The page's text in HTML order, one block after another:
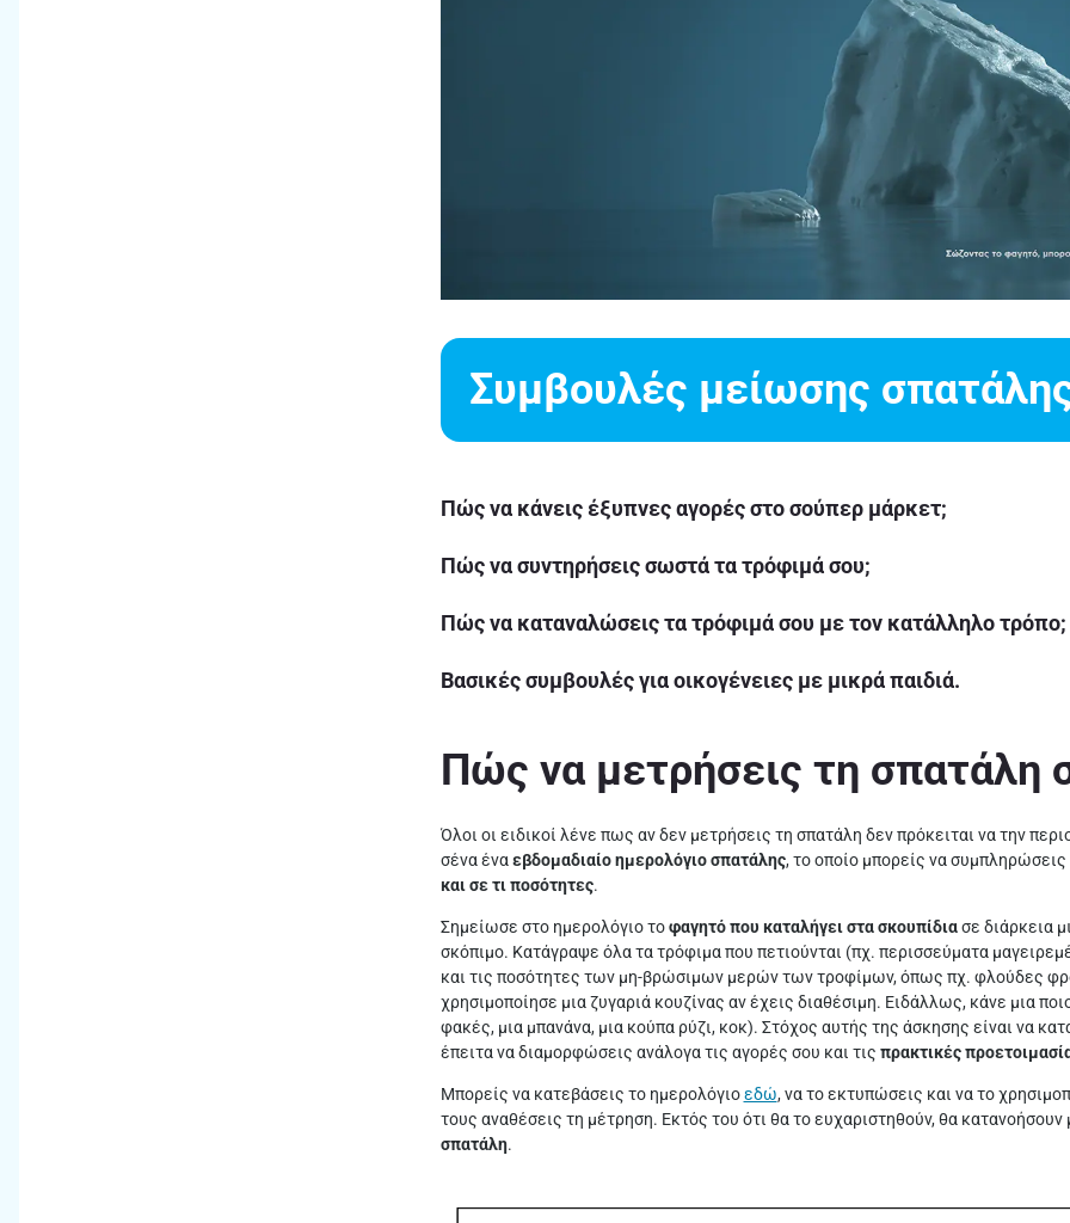
Συμβουλές μείωσης
Πώς να κάνεις έξυπνες αγορές στο σούπερ μάρκετ;
Πώς να συντηρήσεις σωστά τα τρόφιμά σου;
Πώς να καταναλώσεις τα τρόφιμά σου με τον κατάλληλο τρόπο;
Βασικές συμβουλές για οικογένειες με μικρά παιδιά.
Πώς να μετρήσεις τη σπατάλη
Όλοι οι ειδικοί λένε πως αν δεν μετρήσεις τη σπατάλη δεν πρόκειται να την
σένα έναεβδομαδιαίο ημερολόγιο σπατάλης, το οποίο μπορείς να
και σε τι ποσότητες.
Σημείωσε στο ημερολόγιο τοφαγητό που καταλήγει στα σκουπίδιασε διάρκεια
σκόπιμο. Κατάγραψε όλα τα τρόφιμα που πετιούνται (πχ. περισσεύματα
και τις ποσότητες των μη-βρώσιμων μερών των τροφίμων, όπως πχ. φλούδες
χρησιμοποίησε μια ζυγαριά κουζίνας αν έχεις διαθέσιμη. Ειδάλλως, κάνε μια
φακές, μια μπανάνα, μια κούπα ρύζι, κοκ). Στόχος αυτής της άσκησης είναι να
έπειτα να διαμορφώσεις ανάλογα τις αγορές σου και τις πρακτικές
Μπορείς να κατεβάσεις το ημερολόγιοεδώ, να το εκτυπώσεις και να το
τους αναθέσεις τη μέτρηση. Εκτός του ότι θα το ευχαριστηθούν, θα
σπατάλη.